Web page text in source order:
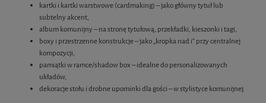
kartki i kartki warstwowe (cardmaking) – jako główny tytuł lub
subtelny akcent,
album komunijny – na stronę tytułową, przekładki, kieszonki i tagi,
boxy i przestrzenne konstrukcje – jako „kropka nad i” przy centralnej
kompozycji,
pamiątki w ramce/shadow box – idealne do personalizowanych
układów,
dekoracje stołu i drobne upominki dla gości – w stylistyce komunijnej.